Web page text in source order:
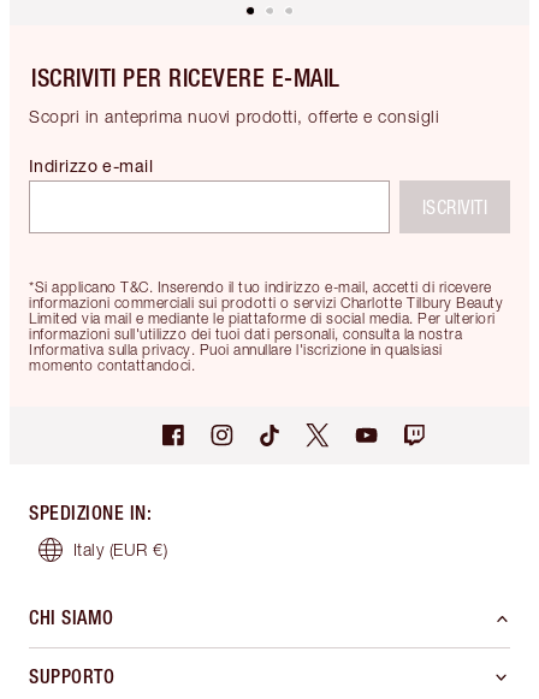
ISCRIVITI PER RICEVERE E-MAIL
Scopri in anteprima nuovi prodotti, offerte e consigli
*Si applicano T&C. Inserendo il tuo indirizzo e-mail, accetti di ricevere
informazioni commerciali sui prodotti o servizi Charlotte Tilbury Beauty
Limited via mail e mediante le piattaforme di social media. Per ulteriori
informazioni sull'utilizzo dei tuoi dati personali, consulta la nostra
Informativa sulla privacy. Puoi annullare l'iscrizione in qualsiasi
momento contattandoci.
Indirizzo e-mail
ISCRIVITI
SPEDIZIONE IN :
Italy (EUR €)
CHI SIAMO
SUPPORTO